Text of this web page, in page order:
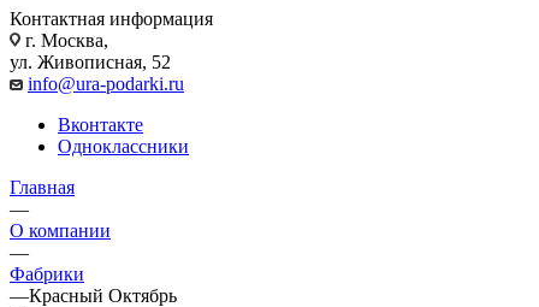
Контактная информация
г. Москва,
ул. Живописная, 52
info@ura-podarki.ru
Вконтакте
Одноклассники
Главная
—
О компании
—
Фабрики
—Красный Октябрь